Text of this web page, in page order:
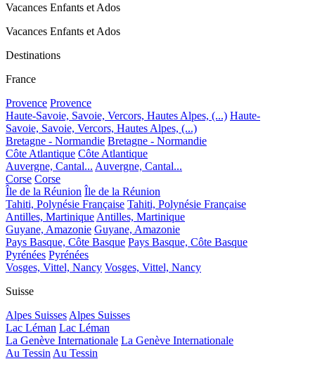
Vacances Enfants et Ados
Vacances Enfants et Ados
Destinations
France
Provence Provence
Haute-Savoie, Savoie, Vercors, Hautes Alpes, (...) Haute-
Savoie, Savoie, Vercors, Hautes Alpes, (...)
Bretagne - Normandie Bretagne - Normandie
Côte Atlantique Côte Atlantique
Auvergne, Cantal... Auvergne, Cantal...
Corse Corse
Île de la Réunion Île de la Réunion
Tahiti, Polynésie Française Tahiti, Polynésie Française
Antilles, Martinique Antilles, Martinique
Guyane, Amazonie Guyane, Amazonie
Pays Basque, Côte Basque Pays Basque, Côte Basque
Pyrénées Pyrénées
Vosges, Vittel, Nancy Vosges, Vittel, Nancy
Suisse
Alpes Suisses Alpes Suisses
Lac Léman Lac Léman
La Genève Internationale La Genève Internationale
Au Tessin Au Tessin